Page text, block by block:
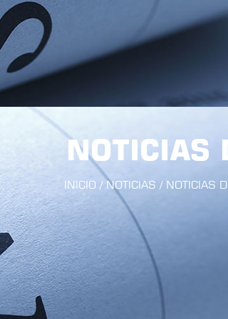
NOTICIAS
INICIO / NOTICIAS / NOTICIAS